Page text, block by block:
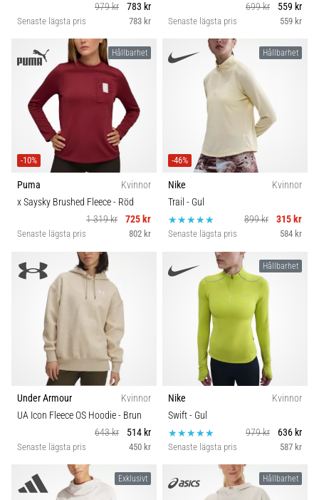
979 kr
783 kr
Senaste lägsta pris 783 kr
699 kr
559 kr
Senaste lägsta pris 559 kr
Hållbarhet
-10%
Puma
Kvinnor
x Saysky Brushed Fleece- Röd
1 319 kr
725 kr
Senaste lägsta pris 802 kr
Hållbarhet
-46%
Nike
Kvinnor
Trail - Gul
899 kr
315 kr
Senaste lägsta pris 584 kr
Under Armour
Kvinnor
UA Icon Fleece OS Hoodie- Brun
643 kr
514 kr
Senaste lägsta pris 450 kr
Hållbarhet
Nike
Kvinnor
Swift- Gul
979 kr
636 kr
Senaste lägsta pris 587 kr
Exklusivt Hållbarhet